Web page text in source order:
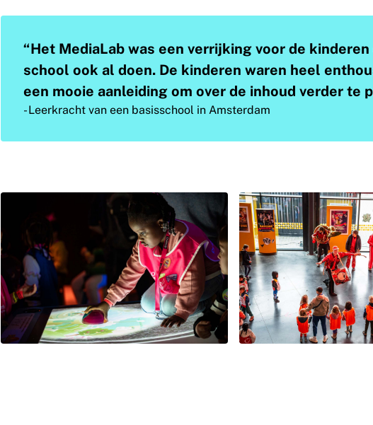
“Het MediaLab was een verrijking voor de
school ook al doen. De kinderen waren heel
een mooie aanleiding om over de inhoud verder te
- Leerkracht van een basisschool in Amsterdam